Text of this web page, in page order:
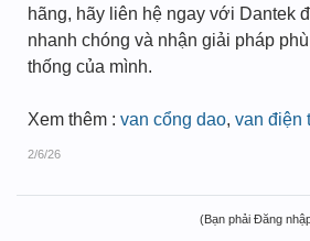
hãng, hãy liên hệ ngay với Dantek
nhanh chóng và nhận giải pháp
thống của mình.
Xem thêm : van cổng dao, van điện
2/6/26
(Bạn phải Đăng